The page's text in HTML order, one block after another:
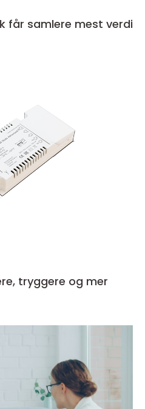
tryggere og mer